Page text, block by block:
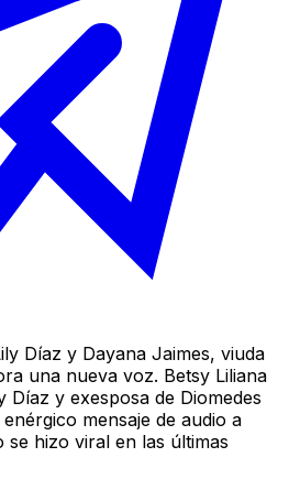
Díaz y Dayana Jaimes, viuda
una nueva voz. Betsy Liliana
Díaz y exesposa de Diomedes
mensaje de audio a
hizo viral en las últimas